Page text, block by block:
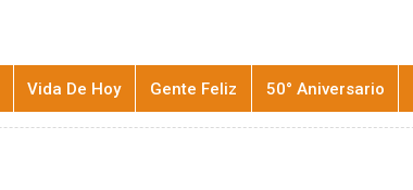
Vida De Hoy Gente Feliz 50° Aniversario